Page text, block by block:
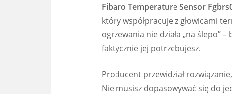
Fibaro Temperature Sensor
który współpracuje z głowicami
ogrzewania nie działa „na ślepo”
faktycznie jej potrzebujesz.
Producent przewidział
Nie musisz dopasowywać się do